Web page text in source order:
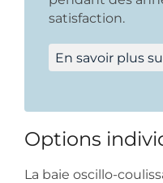
satisfaction.
En savoir plus
Options
La baie oscillo-